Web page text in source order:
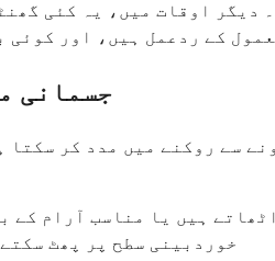
اوقات میں، یہ کئی
کے ردعمل ہیں، اور کوئی
جسمانی
سے روکنے میں مدد کر
ہیں یا مناسب آرام
خوردبینی سطح پر پھٹ